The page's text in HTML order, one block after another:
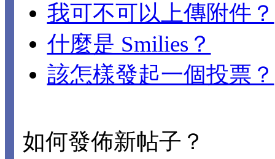
我可不可以上傳附件？
什麼是 Smilies？
該怎樣發起一個投票？
如何發佈新帖子？